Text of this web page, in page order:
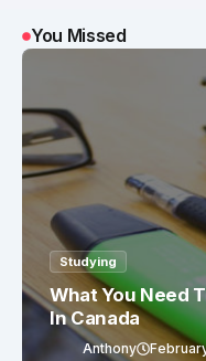
You Missed
Studying
What You Need
In Canada
Anthony